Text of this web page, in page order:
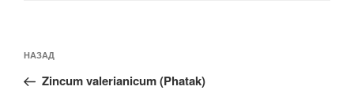
по
записям
Предыдущая
запись:
НАЗАД
Zincum valerianicum (Phatak)